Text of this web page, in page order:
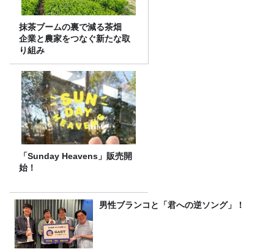
抹茶ブームの裏で減る茶畑
企業と農家をつなぐ新たな取
り組み
「Sunday Heavens」販売開
始！
男性ブランコと「君への逆ソング」！